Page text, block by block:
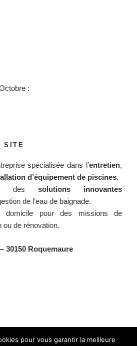
:
SITE
spécialisée dans l’entretien,
d’équipement de piscines.
des solutions innovantes
de l’eau de baignade.
domicile pour des missions de
ou de rénovation.
– 30150 Roquemaure
pour vous garantir la meilleure